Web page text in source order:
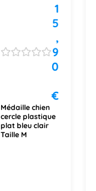
1
5
,
9
0
€
Médaille chien
cercle plastique
plat bleu clair
Taille M